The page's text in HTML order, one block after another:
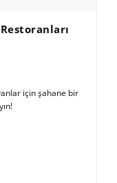
için şahane bir